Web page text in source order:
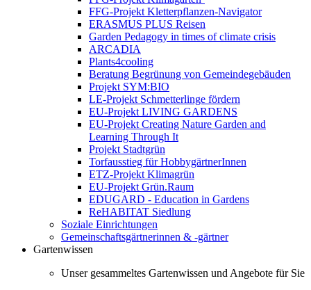
FFG-Projekt Kletterpflanzen-Navigator
ERASMUS PLUS Reisen
Garden Pedagogy in times of climate crisis
ARCADIA
Plants4cooling
Beratung Begrünung von Gemeindegebäuden
Projekt SYM:BIO
LE-Projekt Schmetterlinge fördern
EU-Projekt LIVING GARDENS
EU-Projekt Creating Nature Garden and
Learning Through It
Projekt Stadtgrün
Torfausstieg für HobbygärtnerInnen
ETZ-Projekt Klimagrün
EU-Projekt Grün.Raum
EDUGARD - Education in Gardens
ReHABITAT Siedlung
Soziale Einrichtungen
Gemeinschaftsgärtnerinnen & -gärtner
Gartenwissen
Unser gesammeltes Gartenwissen und Angebote für Sie